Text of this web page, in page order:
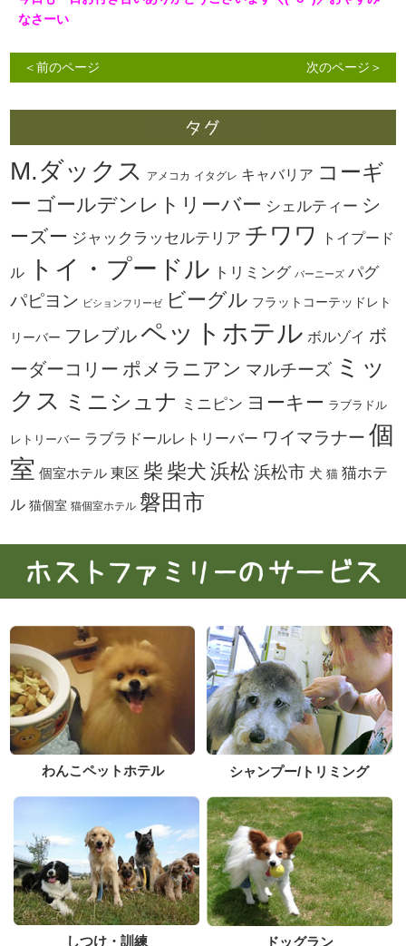
なさーい
＜前のページ 次のページ＞
M.ダックス アメコカ イタグレ キャバリア コーギ
ー ゴールデンレトリーバー シェルティー シ
ーズー ジャックラッセルテリア チワワ トイプード
ル トイ・プードル トリミング バーニーズ パグ
パピヨン ビションフリーゼ ビーグル フラットコーテッドレト
リーバー フレブル ペットホテル ボルゾイ ボ
ーダーコリー ポメラニアン マルチーズ ミッ
クス ミニシュナ ミニピン ヨーキー ラブラドル
レトリーバー ラブラドールレトリーバー ワイマラナー 個
室 個室ホテル 東区 柴 柴犬 浜松 浜松市 犬 猫 猫ホテ
ル 猫個室 猫個室ホテル 磐田市
わんこペットホテル シャンプー/トリミング
しつけ・訓練 ドッグラン